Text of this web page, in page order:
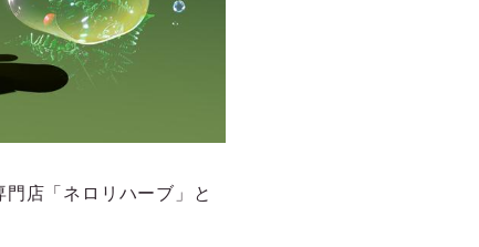
店「ネロリハーブ」と